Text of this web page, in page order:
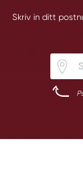
Skriv in ditt